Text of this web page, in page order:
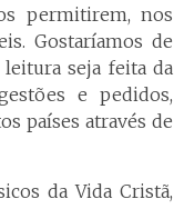
permitirem, nos
Gostaríamos de
seja feita da
e pedidos,
países através de
da Vida Cristã,